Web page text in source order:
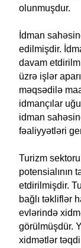
olunmuşdur.
İdman
edilmişdir.
davam
üzrə işlər
məqsədilə
idmançılar
idman
fəaliyyətləri
Turizm
potensialının
etdirilmişdir.
bağlı təkliflər
evlərində
görülmüşdür.
xidmətlər